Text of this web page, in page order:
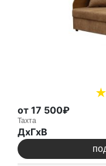
от 17 500₽
Тахта
ДxГxВ